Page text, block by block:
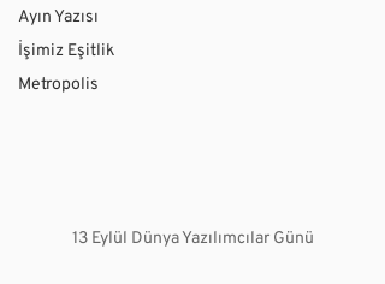
Ayın Yazısı
İşimiz Eşitlik
Metropolis
13 Eylül Dünya Yazılımcılar Günü